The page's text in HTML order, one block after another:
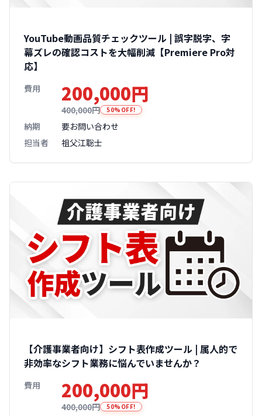
YouTube動画品質チェックツール | 誤字脱字、字
幕ズレの確認コストを大幅削減【Premiere Pro対
応】
費用 200,000円
400,000円 50%OFF!
納期
要お問い合わせ
担当者
祖父江聡士
【介護事業者向け】シフト表作成ツール | 属人的で
非効率なシフト業務に悩んでいませんか？
費用 200,000円
400,000円 50%OFF!